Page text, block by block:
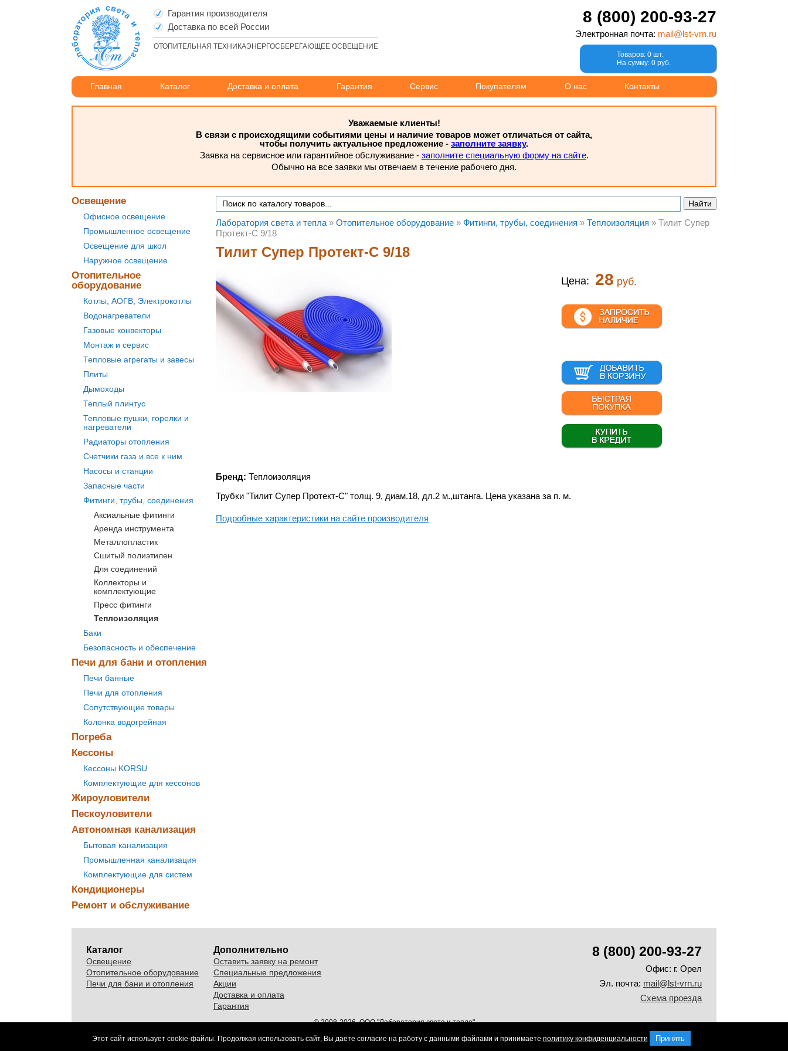
Гарантия производителя
Доставка по всей России
ОТОПИТЕЛЬНАЯ ТЕХНИКАЭНЕРГОСБЕРЕГАЮЩЕЕ ОСВЕЩЕНИЕ
8 (800) 200-93-27
Электронная почта: mail@lst-vrn.ru
Товаров: 0 шт.
На сумму: 0 руб.
Главная Каталог Доставка и оплата Гарантия Сервис Покупателям О нас Контакты
Уважаемые клиенты!
В связи с происходящими событиями цены и наличие товаров может отличаться от сайта,
чтобы получить актуальное предложение - заполните заявку.
Заявка на сервисное или гарантийное обслуживание - заполните специальную форму на сайте.
Обычно на все заявки мы отвечаем в течение рабочего дня.
Освещение
Офисное освещение
Промышленное освещение
Освещение для школ
Наружное освещение
Отопительное
оборудование
Котлы, АОГВ, Электрокотлы
Водонагреватели
Газовые конвекторы
Монтаж и сервис
Тепловые агрегаты и завесы
Плиты
Дымоходы
Теплый плинтус
Тепловые пушки, горелки и
нагреватели
Радиаторы отопления
Счетчики газа и все к ним
Насосы и станции
Запасные части
Фитинги, трубы, соединения
Аксиальные фитинги
Аренда инструмента
Металлопластик
Сшитый полиэтилен
Для соединений
Коллекторы и
комплектующие
Пресс фитинги
Теплоизоляция
Баки
Безопасность и обеспечение
Печи для бани и отопления
Печи банные
Печи для отопления
Сопутствующие товары
Колонка водогрейная
Погреба
Кессоны
Кессоны KORSU
Комплектующие для кессонов
Жироуловители
Пескоуловители
Автономная канализация
Бытовая канализация
Промышленная канализация
Комплектующие для систем
Кондиционеры
Ремонт и обслуживание
Лаборатория света и тепла » Отопительное оборудование » Фитинги, трубы, соединения » Теплоизоляция » Тилит Супер
Протект-С 9/18
Тилит Супер Протект-С 9/18
Цена: 28 руб.
Бренд: Теплоизоляция
Трубки "Тилит Супер Протект-С" толщ. 9, диам.18, дл.2 м.,штанга. Цена указана за п. м.
Подробные характеристики на сайте производителя
Каталог
Освещение
Отопительное оборудование
Печи для бани и отопления
Дополнительно
Оставить заявку на ремонт
Специальные предложения
Акции
Доставка и оплата
Гарантия
8 (800) 200-93-27
Офис: г. Орел
Эл. почта: mail@lst-vrn.ru
Схема проезда
© 2008-2026. ООО "Лаборатория света и тепла"
Создание и продвижение сайтов в Орлеinside36.com.
Этот сайт использует cookie-файлы. Продолжая использовать сайт, Вы даёте согласие на работу с данными файлами и принимаете политику конфиденциальности Принять